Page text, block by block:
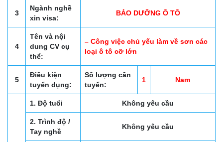
3
Ngành nghề
xin visa:
BẢO DƯỠNG Ô TÔ
4
Tên và nội
dung CV cụ
thể:
– Công việc chủ yếu làm về sơn các
loại ô tô cỡ lớn
5
Điều kiện
tuyển dụng:
Số lượng cần
tuyển:
1 Nam
1. Độ tuổi Không yêu cầu
2. Trình độ /
Tay nghề
Không yêu cầu